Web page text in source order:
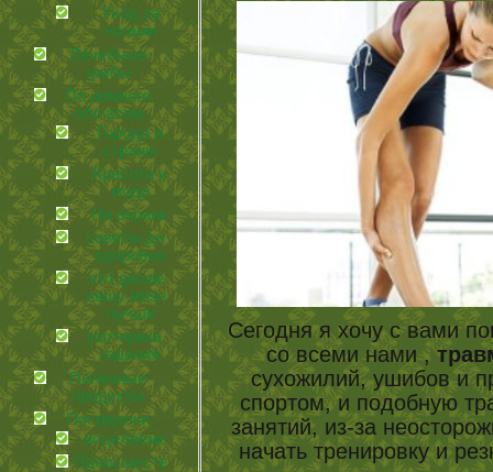
Уход за
ногами
Лечебные
грибы
По немного
обо всем
Города и
страны
Красота и
мода
На экране
советы для
здоровья
что делает
нашу жизнь
лучше
эзотерика и
гадания
Полезные
продукты
Посиделки
иcцеляемся
Происшествия
Сегодня я хочу с вами
со всеми нами ,
сухожилий, ушибов и
спортом, и подобную
занятий, из-за
начать тренировку и